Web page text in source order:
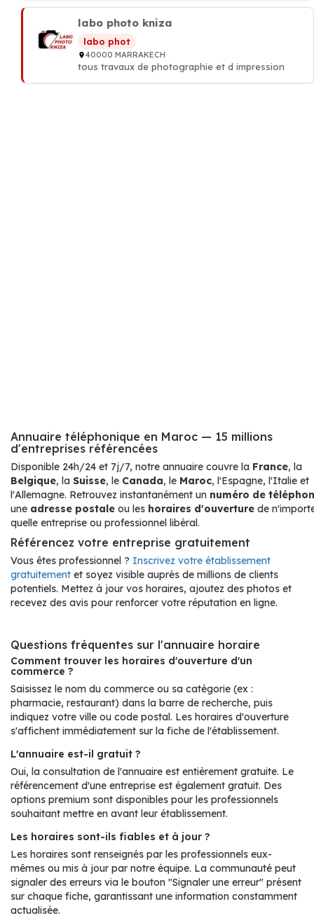
labo photo kniza
labo phot
40000 MARRAKECH
tous travaux de photographie et d impression
Annuaire téléphonique en Maroc — 15 millions
d'entreprises référencées
Disponible 24h/24 et 7j/7, notre annuaire couvre la France, la
Belgique, la Suisse, le Canada, le Maroc, l'Espagne, l'Italie et
l'Allemagne. Retrouvez instantanément un numéro de
une adresse postale ou les horaires d'ouverture de
quelle entreprise ou professionnel libéral.
Référencez votre entreprise gratuitement
Vous êtes professionnel ? Inscrivez votre établissement
gratuitement et soyez visible auprès de millions de clients
potentiels. Mettez à jour vos horaires, ajoutez des photos et
recevez des avis pour renforcer votre réputation en ligne.
Questions fréquentes sur l'annuaire horaire
Comment trouver les horaires d'ouverture d'un
commerce ?
Saisissez le nom du commerce ou sa catégorie (ex :
pharmacie, restaurant) dans la barre de recherche, puis
indiquez votre ville ou code postal. Les horaires d'ouverture
s'affichent immédiatement sur la fiche de l'établissement.
L'annuaire est-il gratuit ?
Oui, la consultation de l'annuaire est entièrement gratuite. Le
référencement d'une entreprise est également gratuit. Des
options premium sont disponibles pour les professionnels
souhaitant mettre en avant leur établissement.
Les horaires sont-ils fiables et à jour ?
Les horaires sont renseignés par les professionnels eux-
mêmes ou mis à jour par notre équipe. La communauté peut
signaler des erreurs via le bouton "Signaler une erreur" présent
sur chaque fiche, garantissant une information constamment
actualisée.